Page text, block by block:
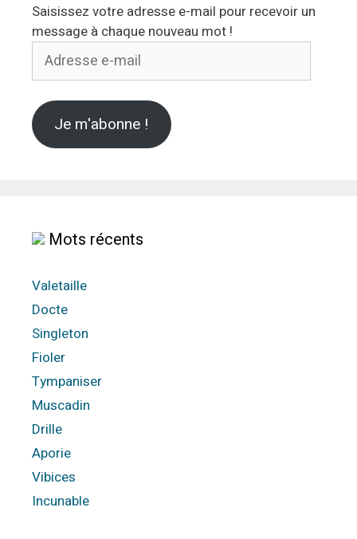
Saisissez votre adresse e-mail pour recevoir un
message à chaque nouveau mot !
Adresse
Je m'abonne !
Mots récents
Valetaille
Docte
Singleton
Fioler
Tympaniser
Muscadin
Drille
Aporie
Vibices
Incunable